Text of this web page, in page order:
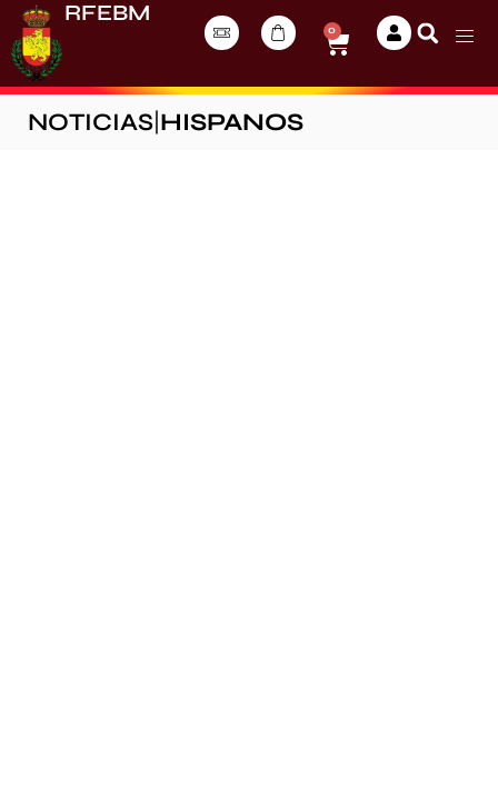
RFEBM
0
NOTICIAS HISPANOS